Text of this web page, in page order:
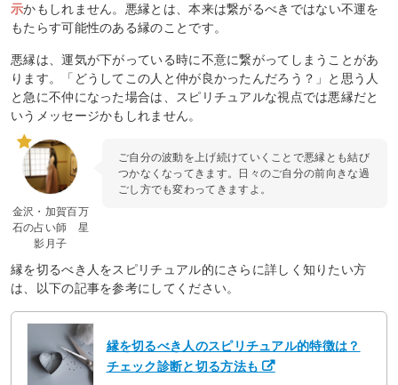
示かもしれません。悪縁とは、本来は繋がるべきではない不運を
もたらす可能性のある縁のことです。
悪縁は、運気が下がっている時に不意に繋がってしまうことがあ
ります。「どうしてこの人と仲が良かったんだろう？」と思う人
と急に不仲になった場合は、スピリチュアルな視点では悪縁だと
いうメッセージかもしれません。
金沢・加賀百万
石の占い師 星
影月子
ご自分の波動を上げ続けていくことで悪縁とも結び
つかなくなってきます。日々のご自分の前向きな過
ごし方でも変わってきますよ。
縁を切るべき人をスピリチュアル的にさらに詳しく知りたい方
は、以下の記事を参考にしてください。
縁を切るべき人のスピリチュアル的特徴は？
チェック診断と切る方法も